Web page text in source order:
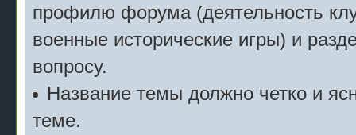
профилю форума (деятельность
военные исторические игры) и
вопросу.
Название темы должно четко и
теме.